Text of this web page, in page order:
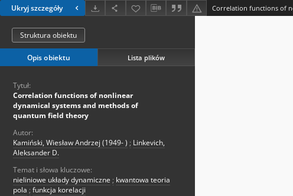
Ukryj szczegóły
Struktura obiektu
Opis obiektu Lista plików
Tytuł:
Correlation functions of nonlinear
dynamical systems and methods of
quantum field theory
Autor:
Kamiński, Wiesław Andrzej (1949- ) ; Linkevich,
Aleksander D.
Temat i słowa kluczowe:
nieliniowe układy dynamiczne ; kwantowa teoria
pola ; funkcja korelacji